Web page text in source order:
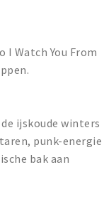
I Watch You From
ijskoude winters
punk-energie
bak aan